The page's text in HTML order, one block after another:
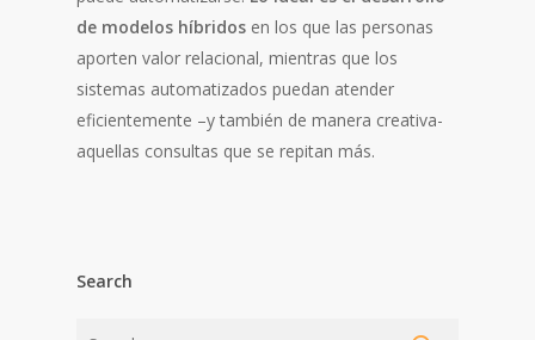
de modelos híbridos en los que las personas
aporten valor relacional, mientras que los
sistemas automatizados puedan atender
eficientemente –y también de manera creativa-
aquellas consultas que se repitan más.
Search